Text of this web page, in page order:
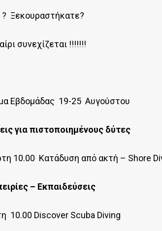
? Ξεκουραστήκατε?
συνεχίζεται !!!!!!!
Εβδομάδας 19-25 Αυγούστου
για πιστοποιημένους δύτες
10.00 Κατάδυση από ακτή – Shore
– Εκπαιδεύσεις
10.00 Discover Scuba Diving